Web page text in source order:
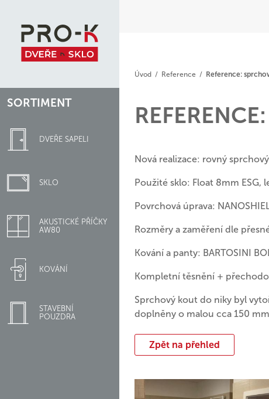
SORTIMENT
DVEŘE SAPELI
SKLO
AKUSTICKÉ PŘÍČKY
AW80
KOVÁNÍ
STAVEBNÍ
POUZDRA
Úvod / Reference / Reference:
Nová realizace: rovný
Použité sklo: Float 8mm
Povrchová úprava:
Rozměry a zaměření dle
Kování a panty: BARTOSINI
Kompletní těsnění +
Sprchový kout do niky byl
doplněny o malou cca 150
Zpět na přehled